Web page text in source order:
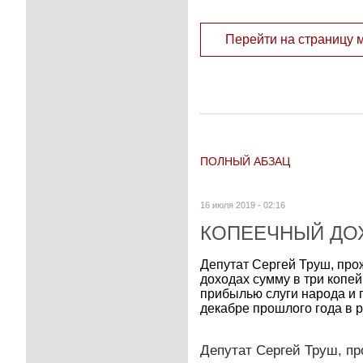
Перейти на страницу
ПОЛНЫЙ АБЗАЦ
16 июля 2019 - 02:16
КОПЕЕЧНЫЙ
Депутат Сергей Труш,
доходах сумму в три
прибылью слуги народа и
декабре прошлого года в
Депутат Сергей Труш,